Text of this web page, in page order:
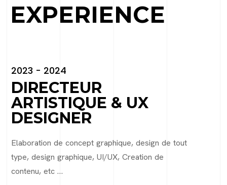
EXPERIENCE
2023 - 2024
DIRECTEUR
ARTISTIQUE & UX
DESIGNER
Elaboration de concept graphique, design de tout
type, design graphique, UI/UX, Creation de
contenu, etc …